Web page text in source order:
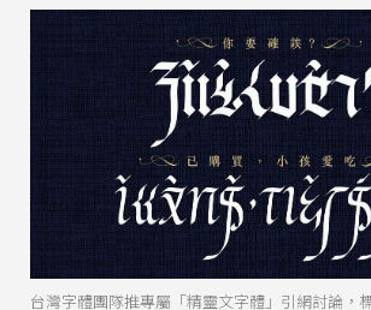
台灣字體團隊推專屬「精靈文字體」引網討論，